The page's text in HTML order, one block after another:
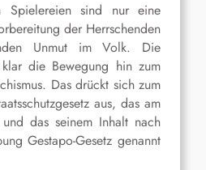
Spielereien sind nur eine
der Herrschenden
Unmut im Volk. Die
die Bewegung hin zum
Das drückt sich zum
aus, das am
das seinem Inhalt nach
Gestapo-Gesetz genannt